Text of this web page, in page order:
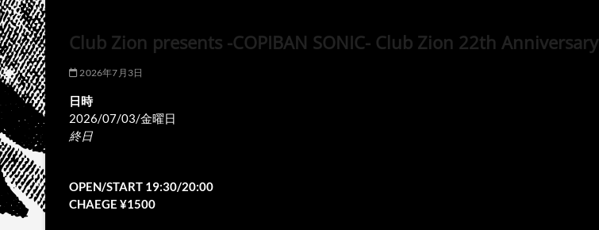
Club Zion presents -COPIBAN SONIC- Club Zion 22th Anniversary
2026年7月3日
日時
2026/07/03/金曜日
終日
OPEN/START 19:30/20:00
CHAEGE ¥1500